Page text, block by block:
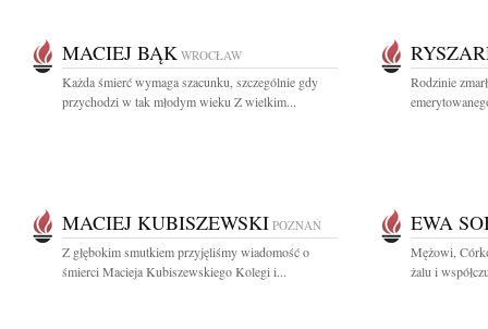
MACIEJ BĄK WROCŁAW
Każda śmierć wymaga szacunku, szczególnie gdy
przychodzi w tak młodym wieku Z wielkim...
Rodzinie
MACIEJ KUBISZEWSKI POZNAŃ
Z głębokim smutkiem przyjęliśmy wiadomość o
śmierci Macieja Kubiszewskiego Kolegi i...
EWA
Mężowi,
żalu i